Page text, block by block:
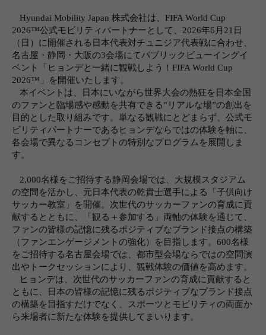
Hyundai Mobility Japan株式会社は、 FIFA World Cup
2026™公式モビリティパートナーとして、 2026年6 月 21 日
（日）に開催される日本代表対チュニジア代表戦に合わせ、
名古屋・静岡・大阪の3会場にてパブリックビューイングイ
ベント「ヒョンデと一緒に観戦しよう！ FIFA World Cup
2026™ 」を開催いたします。
本イベントは、日本にいながら世界大会の熱狂を日本全国
のファンと臨場感や感動を共有できる” リアルな場”の創出を
目的とした取り組みです。単なる観戦にとどまらず、公式モ
ビリティパートナーであるヒョンデならではの体験を軸に、
各会場で異なるコンセプトの特別なプログラムを展開しま
す。
2,000名様をご招待する静岡会場では、大規模スタジアム
の空間を活かし、元日本代表の乾貴士選手による「子供向け
サッカー教室」を開催。次世代のサッカーファンの育成に貢
献するとともに、「観る＋参加する」両軸の体験を通じて、
ファンの皆様の記憶に残るポジティブなブランド接点の構築
（ファンエンゲージメントの強化）を目指します。 600名様
をご招待する名古屋会場では、都市型会場ならではの空間演
出やトークセッションにより、観戦体験の価値を高めます。
ヒョンデは、次世代のサッカーファンの育成に貢献すると
ともに、日本の皆様の記憶に残るポジティブなブランド接点
の構築を目指すだけでなく、スポーツとモビリティの両面か
ら来場者に新たな体験を提供してまいります。